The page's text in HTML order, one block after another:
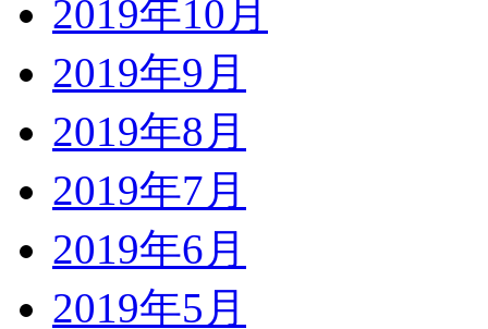
2019年10月
2019年9月
2019年8月
2019年7月
2019年6月
2019年5月